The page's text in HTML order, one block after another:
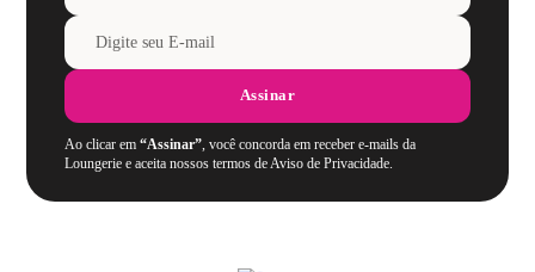
Assinar
Ao clicar em“Assinar”, você concorda em receber e-mails da
Loungerie e aceita nossos termos de Aviso de Privacidade.